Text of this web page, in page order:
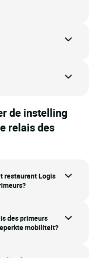
de instelling
relais des
restaurant Logis
des primeurs
mobiliteit?